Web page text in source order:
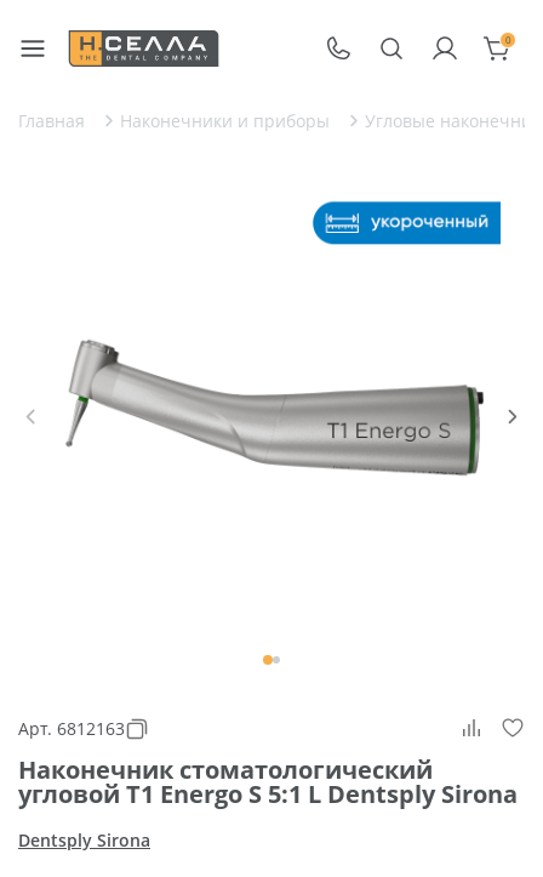
0
Главная Наконечники и приборы Угловые
Арт. 6812163
Наконечник стоматологический
угловой T1 Energo S 5:1 L Dentsply Sirona
Dentsply Sirona